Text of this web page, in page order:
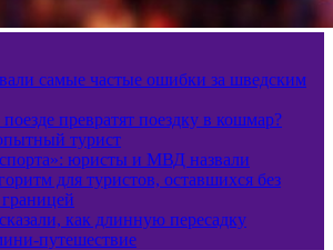
самые частые ошибки за шведским
превратят поездку в кошмар?
турист
юристы и МВД назвали
для туристов, оставшихся без
как длинную пересадку
путешествие